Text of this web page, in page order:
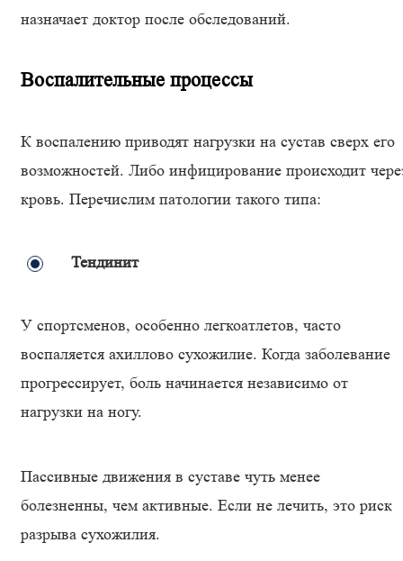
назначает доктор после обследований.
Воспалительные процессы
К воспалению приводят нагрузки на сустав сверх его
возможностей. Либо инфицирование происходит
кровь. Перечислим патологии такого типа:
Тендинит
У спортсменов, особенно легкоатлетов, часто
воспаляется ахиллово сухожилие. Когда заболевание
прогрессирует, боль начинается независимо от
нагрузки на ногу.
Пассивные движения в суставе чуть менее
болезненны, чем активные. Если не лечить, это риск
разрыва сухожилия.